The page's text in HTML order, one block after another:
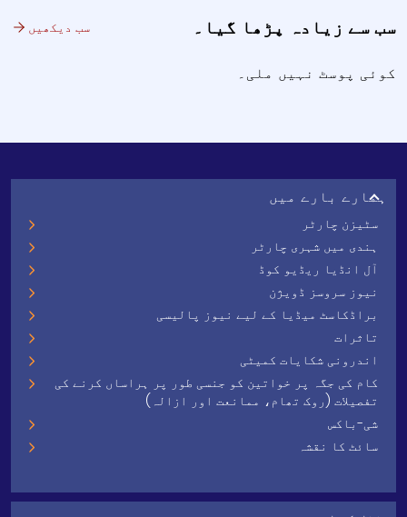
سب سے زیادہ پڑھا گیا۔ سب دیکھیں
کوئی پوسٹ نہیں ملی۔
ہمارے بارے میں
سٹیزن چارٹر
ہندی میں شہری چارٹر
آل انڈیا ریڈیو کوڈ
نیوز سروسز ڈویژن
براڈکاسٹ میڈیا کے لیے نیوز پالیسی
تاثرات
اندرونی شکایات کمیٹی
کام کی جگہ پر خواتین کو جنسی طور پر ہراساں کرنے کی
تفصیلات (روک تھام، ممانعت اور ازالہ)
شی-باکس
سائٹ کا نقشہ